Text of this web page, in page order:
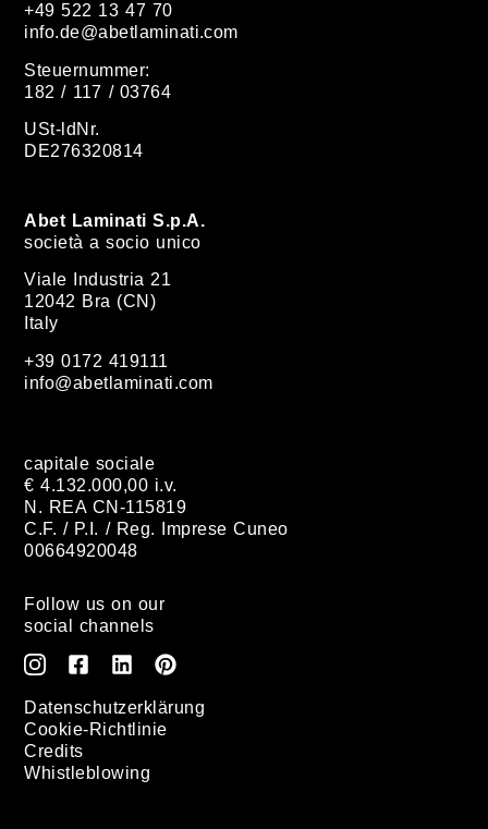
+49 522 13 47 70
info.de@abetlaminati.com
Steuernummer:
182 / 117 / 03764
USt-ldNr.
DE276320814
Abet Laminati S.p.A.
società a socio unico
Viale Industria 21
12042 Bra (CN)
Italy
+39 0172 419111
info@abetlaminati.com
capitale sociale
€ 4.132.000,00 i.v.
N. REA CN-115819
C.F. / P.I. / Reg. Imprese Cuneo
00664920048
Follow us on our
social channels
Datenschutzerklärung
Cookie-Richtlinie
Credits
Whistleblowing